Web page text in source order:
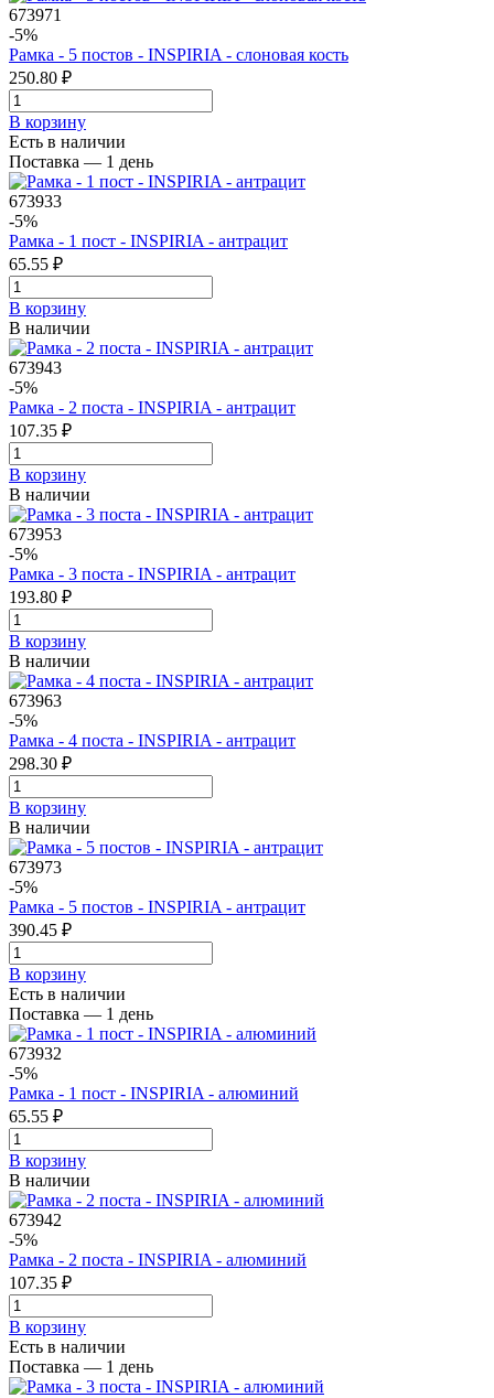
673971
-5%
Рамка - 5 постов - INSPIRIA - слоновая кость
250.80 ₽
В корзинy
Есть в наличии
Поставка — 1 день
673933
-5%
Рамка - 1 пост - INSPIRIA - антрацит
65.55 ₽
В корзинy
В наличии
673943
-5%
Рамка - 2 поста - INSPIRIA - антрацит
107.35 ₽
В корзинy
В наличии
673953
-5%
Рамка - 3 поста - INSPIRIA - антрацит
193.80 ₽
В корзинy
В наличии
673963
-5%
Рамка - 4 поста - INSPIRIA - антрацит
298.30 ₽
В корзинy
В наличии
673973
-5%
Рамка - 5 постов - INSPIRIA - антрацит
390.45 ₽
В корзинy
Есть в наличии
Поставка — 1 день
673932
-5%
Рамка - 1 пост - INSPIRIA - алюминий
65.55 ₽
В корзинy
В наличии
673942
-5%
Рамка - 2 поста - INSPIRIA - алюминий
107.35 ₽
В корзинy
Есть в наличии
Поставка — 1 день